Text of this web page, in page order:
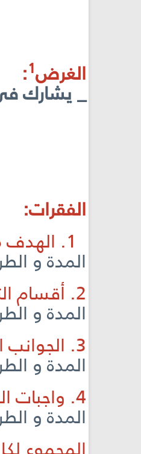
الغرض1
:
_ يشارك
الفقرات:
المدة و
2. أقسام التفتيش:
المدة و
3. الجوانب التي يلحظها التفتيش:
المدة و
4. واجبات الرهط عند بدء التفتيش:
المدة و